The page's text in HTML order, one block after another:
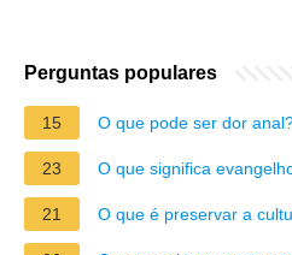
Perguntas populares
15 O que pode ser dor
23 O que significa
21 O que é preservar a